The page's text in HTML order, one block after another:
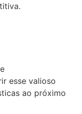
esse valioso
ao próximo